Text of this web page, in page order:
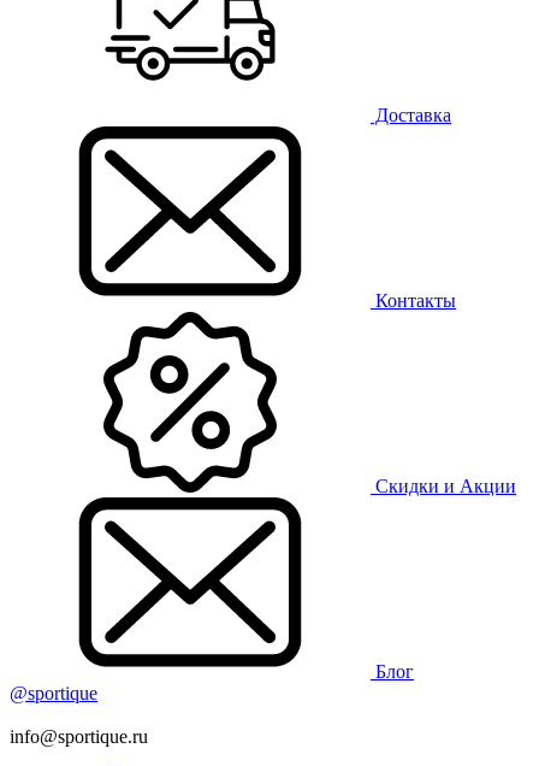
Доставка
Контакты
Скидки и Акции
Блог
@sportique
info@sportique.ru